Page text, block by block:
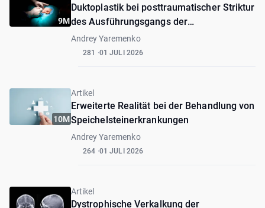
9M
Duktoplastik bei posttraumatischer Striktur
des Ausführungsgangs der
Ohrspeicheldrüse
Andrey Yaremenko
281 01 JULI 2026
10M
Artikel
Erweiterte Realität bei der Behandlung von
Speichelsteinerkrankungen
Andrey Yaremenko
264 01 JULI 2026
Artikel
Dystrophische Verkalkung der